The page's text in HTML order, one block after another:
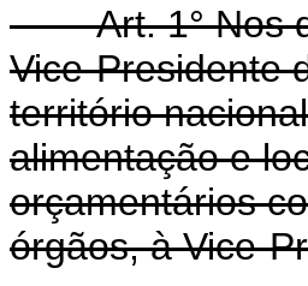
Art. 1° Nos
Vice-Presidente
território
alimentação e
orçamentários
órgãos, à Vice-